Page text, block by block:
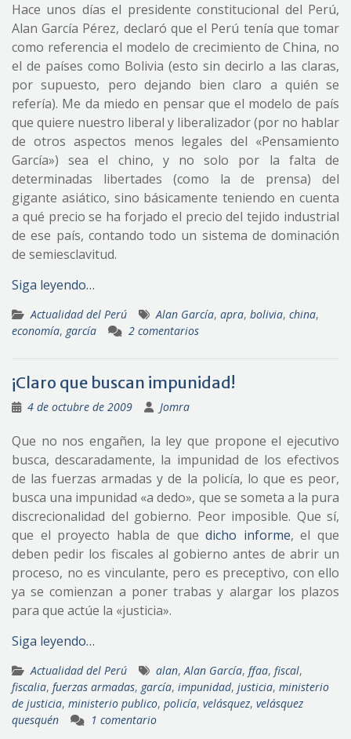
Hace unos días el presidente constitucional del Perú,
Alan García Pérez, declaró que el Perú tenía que tomar
como referencia el modelo de crecimiento de China, no
el de países como Bolivia (esto sin decirlo a las claras,
por supuesto, pero dejando bien claro a quién se
refería). Me da miedo en pensar que el modelo de país
que quiere nuestro liberal y liberalizador (por no hablar
de otros aspectos menos legales del «Pensamiento
García») sea el chino, y no solo por la falta de
determinadas libertades (como la de prensa) del
gigante asiático, sino básicamente teniendo en cuenta
a qué precio se ha forjado el precio del tejido industrial
de ese país, contando todo un sistema de dominación
de semiesclavitud.
Siga leyendo…
Actualidad del Perú Alan García, apra, bolivia, china,
economía, garcía 2 comentarios
¡Claro que buscan impunidad!
4 de octubre de 2009 Jomra
Que no nos engañen, la ley que propone el ejecutivo
busca, descaradamente, la impunidad de los efectivos
de las fuerzas armadas y de la policía, lo que es peor,
busca una impunidad «a dedo», que se someta a la pura
discrecionalidad del gobierno. Peor imposible. Que sí,
que el proyecto habla de quedicho informe, el que
deben pedir los fiscales al gobierno antes de abrir un
proceso, no es vinculante, pero es preceptivo, con ello
ya se comienzan a poner trabas y alargar los plazos
para que actúe la «justicia».
Siga leyendo…
Actualidad del Perú alan,Alan García, ffaa, fiscal,
fiscalia, fuerzas armadas, garcía, impunidad, justicia, ministerio
de justicia, ministerio publico, policía, velásquez, velásquez
quesquén
1 comentario